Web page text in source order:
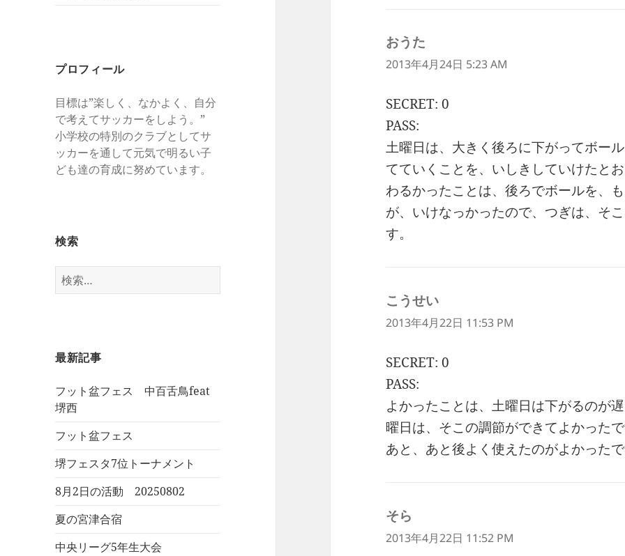
プロフィール
目標は”楽しく、なかよく、自分
で考えてサッカーをしよう。”
小学校の特別のクラブとしてサ
ッカーを通して元気で明るい子
ども達の育成に努めています。
検索
検
索:
最新記事
フット盆フェス 中百舌鳥feat
堺西
フット盆フェス
堺フェスタ7位トーナメント
8月2日の活動 20250802
夏の宮津合宿
中央リーグ5年生大会
ナ
ビ
シ
ョ
ン
おうた
り:
2013年4月24日 5:23 AM
SECRET: 0
PASS:
土曜日は、大きく後ろに下がってボー
てていくことを、いしきしていけたと
わるかったことは、後ろでボールを、
が、いけなっかったので、つぎは、そ
す。
こうせい
り:
2013年4月22日 11:53 PM
SECRET: 0
PASS:
よかったことは、土曜日は下がるのが
曜日は、そこの調節ができてよかった
あと、あと後よく使えたのがよかった
そら
り:
2013年4月22日 11:52 PM